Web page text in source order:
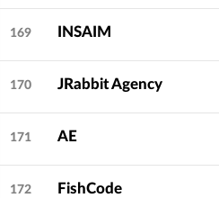
169 INSAIM
170 JRabbit Agency
171 АЕ
172 FishCode